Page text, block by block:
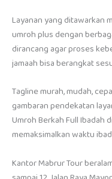
Layanan yang ditawarkan
umroh plus dengan
dirancang agar proses
jamaah bisa berangkat
Tagline murah, mudah,
gambaran pendekatan
Umroh Berkah Full Ibadah
memaksimalkan waktu
Kantor Mabrur Tour